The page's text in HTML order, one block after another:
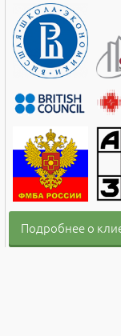
Подробнее о